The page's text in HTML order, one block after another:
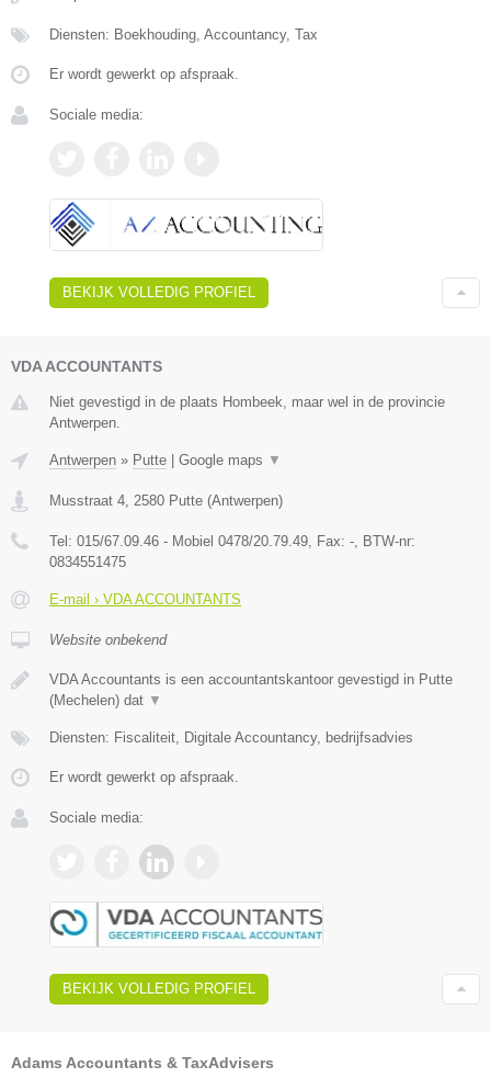
Diensten: Boekhouding, Accountancy, Tax
Er wordt gewerkt op afspraak.
Sociale media:
BEKIJK VOLLEDIG PROFIEL
VDA ACCOUNTANTS
Niet gevestigd in de plaats Hombeek, maar wel in de provincie
Antwerpen.
Antwerpen » Putte Google maps ▼
Musstraat 4, 2580 Putte (Antwerpen)
Tel: 015/67.09.46 - Mobiel 0478/20.79.49, Fax: -, BTW-nr:
0834551475
E-mail › VDA ACCOUNTANTS
Website onbekend
VDA Accountants is een accountantskantoor gevestigd in Putte
(Mechelen) dat ▼
Diensten: Fiscaliteit, Digitale Accountancy, bedrijfsadvies
Er wordt gewerkt op afspraak.
Sociale media:
BEKIJK VOLLEDIG PROFIEL
Adams Accountants & TaxAdvisers